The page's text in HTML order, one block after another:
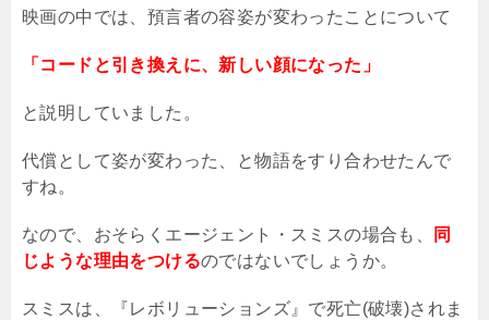
映画の中では、預言者の容姿が変わったことについて
「コードと引き換えに、新しい顔になった」
と説明していました。
代償として姿が変わった、と物語をすり合わせたんで
すね。
なので、おそらくエージェント・スミスの場合も、
同
じような理由をつけるのではないでしょうか。
スミスは、『レボリューションズ』で死亡(破壊)されま